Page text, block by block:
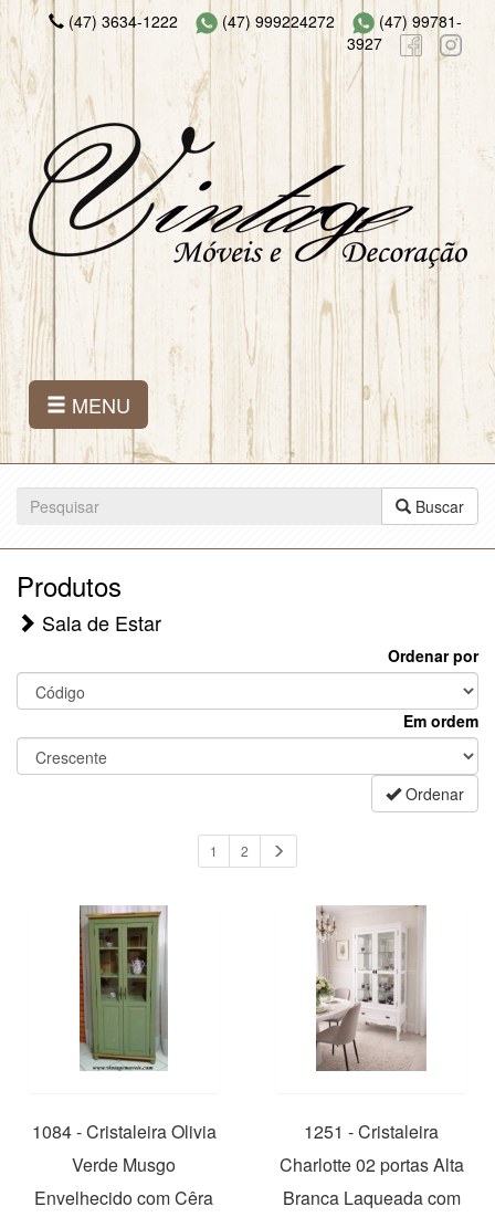
(47) 3634-1222 (47) 999224272
(47) 99781-
3927
MENU
Buscar
Produtos
Sala de Estar
Ordenar por
Em ordem
Ordenar
1 2
1084 - Cristaleira Olivia
Verde Musgo
Envelhecido com Cêra
1251 - Cristaleira
Charlotte 02 portas Alta
Branca Laqueada com